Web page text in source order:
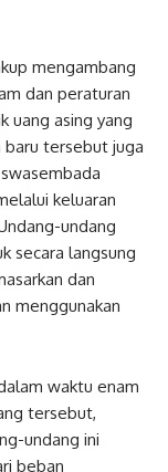
mengambang
dan peraturan
uang asing yang
baru tersebut juga
keluaran
undang
secara langsung
dan
menggunakan
waktu enam
tersebut,
undang ini
beban